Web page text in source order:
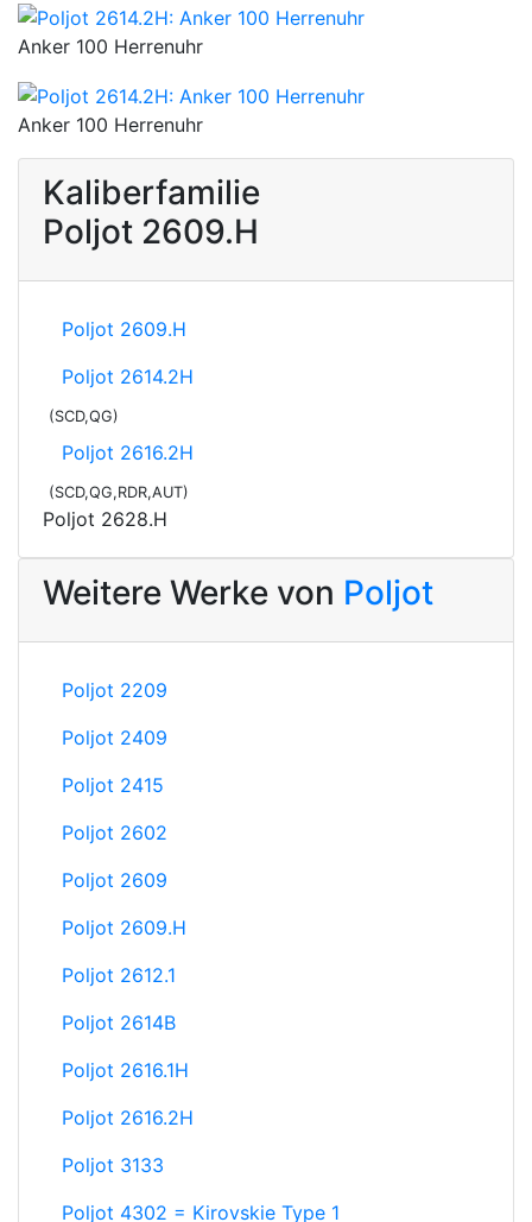
Anker 100 Herrenuhr
Anker 100 Herrenuhr
Kaliberfamilie
Poljot 2609.H
Poljot 2609.H
Poljot 2614.2H
(SCD,QG)
Poljot 2616.2H
(SCD,QG,RDR,AUT)
Poljot 2628.H
Weitere Werke von Poljot
Poljot 2209
Poljot 2409
Poljot 2415
Poljot 2602
Poljot 2609
Poljot 2609.H
Poljot 2612.1
Poljot 2614B
Poljot 2616.1H
Poljot 2616.2H
Poljot 3133
Poljot 4302 = Kirovskie Type 1